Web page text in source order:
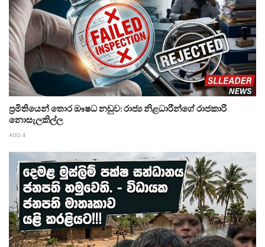
ප්‍රමිතියෙන් තොර ඖෂධ නඩුව: රාජ්‍ය නිළධාරීන්ගේ රාජකාරි
නොසැලකිල්ල
AUG 4